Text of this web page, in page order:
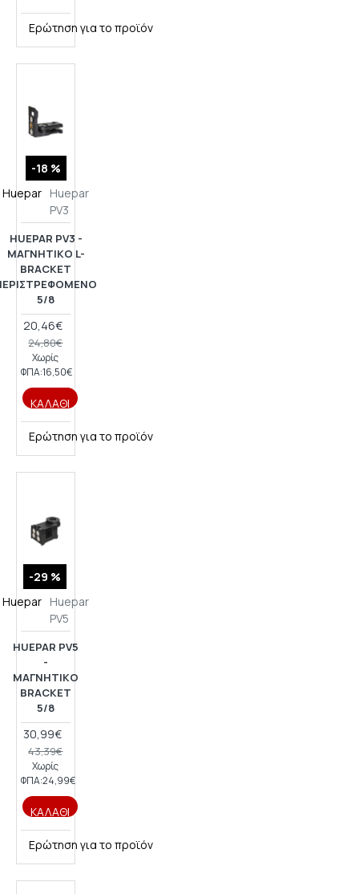
Ερώτηση για το προϊόν
-18 %
Huepar Huepar
PV3
HUEPAR PV3 -
ΜΑΓΝΗΤΙΚΌ L-
BRACKET
5/8
20,46€
24,80€
Χωρίς
ΦΠΑ:16,50€
ΚΑΛΆΘΙ
Ερώτηση για το προϊόν
-29 %
Huepar Huepar
PV5
HUEPAR PV5
-
ΜΑΓΝΗΤΙΚΌ
BRACKET
5/8
30,99€
43,39€
Χωρίς
ΦΠΑ:24,99€
ΚΑΛΆΘΙ
Ερώτηση για το προϊόν